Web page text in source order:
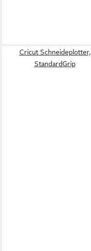
Cricut Schneideplotter,
StandardGrip